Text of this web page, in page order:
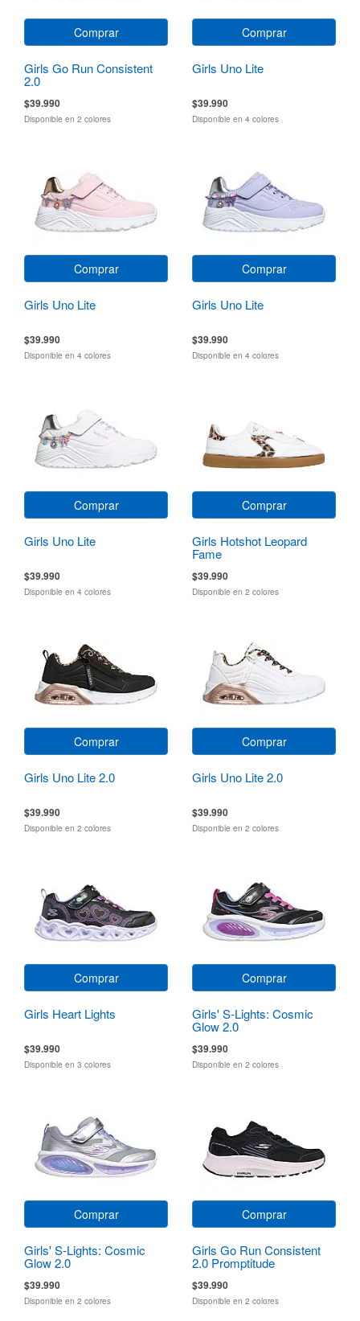
Comprar
Girls Go Run Consistent
2.0
$39.990
Disponible en 2 colores
Comprar
Girls Uno Lite
$39.990
Disponible en 4 colores
Comprar
Girls Uno Lite
$39.990
Disponible en 4 colores
Comprar
Girls Uno Lite
$39.990
Disponible en 4 colores
Comprar
Girls Uno Lite
$39.990
Disponible en 4 colores
Comprar
Girls Hotshot Leopard
Fame
$39.990
Disponible en 2 colores
Comprar
Girls Uno Lite 2.0
$39.990
Disponible en 2 colores
Comprar
Girls Uno Lite 2.0
$39.990
Disponible en 2 colores
Comprar
Girls Heart Lights
$39.990
Disponible en 3 colores
Comprar
Girls' S-Lights: Cosmic
Glow 2.0
$39.990
Disponible en 2 colores
Comprar
Girls' S-Lights: Cosmic
Glow 2.0
$39.990
Disponible en 2 colores
Comprar
Girls Go Run Consistent
2.0 Promptitude
$39.990
Disponible en 2 colores